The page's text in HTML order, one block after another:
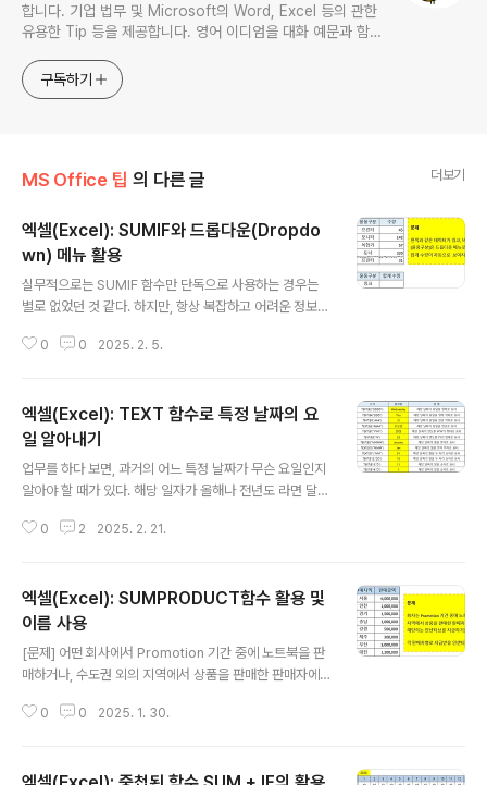
합니다. 기업 법무 및 Microsoft의 Word, Excel 등의 관한
유용한 Tip 등을 제공합니다. 영어 이디엄을 대화 예문과 함께
website provides learning materials for foreigners
interested in Korean and introduces practical
구독하기
MS Office 팁 의 다른 글 더보기
엑셀(Excel): SUMIF와 드롭다운(Dropdo
wn) 메뉴 활용
실무적으로는 SUMIF 함수만 단독으로 사용하는 경우는
별로 없었던 것 같다. 하지만, 항상 복잡하고 어려운 정보나
께... 또는 이번 포스트에서 다루는 것처럼 다른 기능과 함
만, 누군가 전체 물품 목록의 대한 값이 아니라, 특정한 한
아이템에 대한 정보만 알고 싶어 한다면... 그때도 물론 PIV
OT에서 해당 항목만 체크해 주는 것으로 가능하지만... 이
번에는 드롭다운(Dropdown) 메뉴와 SUMIF 함수를 활
이터를 가공해서 정보를 잘 만드는 사람들은 사고..
0 0 2025. 2. 5.
엑셀(Excel): TEXT 함수로 특정 날짜의 요
일 알아내기
업무를 하다 보면, 과거의 어느 특정 날짜가 무슨 요일인지
알아야 할 때가 있다. 해당 일자가 올해나 전년도 라면 달력
있겠지만... 그 보다 더 오래된 일자나 아니면 미래의 일자
당 일자의 요일을 알 수 있다. 수식결과값설 명TEXT(날
짜,"DDDD")Wednesday해당 날짜의 요일을 영어로 표
시TEXT(날짜,"DDD")Thu해당 날짜의 요일을 영어 약자
로 표시TEXT(날짜,"AAA")금해당 날짜의 요일을 한글 약
자로 표시TEXT(날짜,"AAAA")토요일해당 날짜의 요일을
한글로 표시 ✅ 옵션을 AAA 또는 AAAA로 했는데, 요일..
0 2 2025. 2. 21.
엑셀(Excel): SUMPRODUCT함수 활용 및
이름 사용
[문제] 어떤 회사에서 Promotion 기간 중에 노트북을 판
매하거나, 수도권 외의 지역에서 상품을 판매한 판매자에
로 했다. 각 판매자별로 지급받을 인센티브를 구하시오.
0 0 2025. 1. 30.